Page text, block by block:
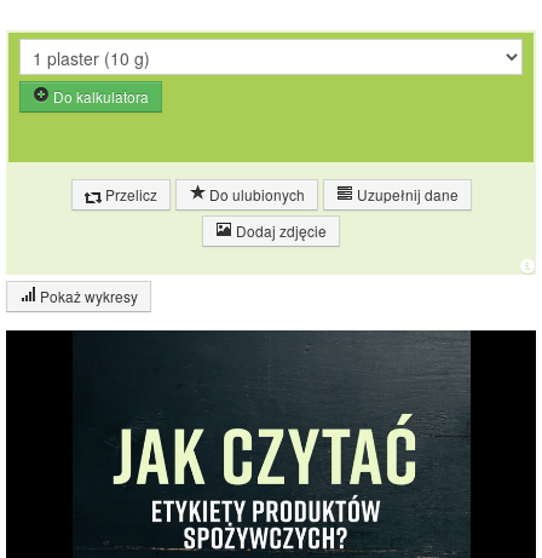
Do kalkulatora
Przelicz Do ulubionych
Uzupełnij dane
Dodaj zdjęcie
Pokaż wykresy
Wykres składu produktu
(8%)